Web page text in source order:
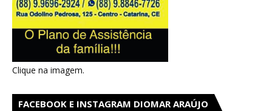
Clique na imagem.
FACEBOOK E INSTAGRAM DIOMAR ARAÚJO